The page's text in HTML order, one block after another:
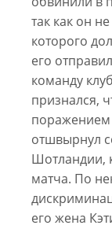
так как он
которого
его
команду
признался,
поражением
отшвырнул
Шотландии,
матча. По
его жена